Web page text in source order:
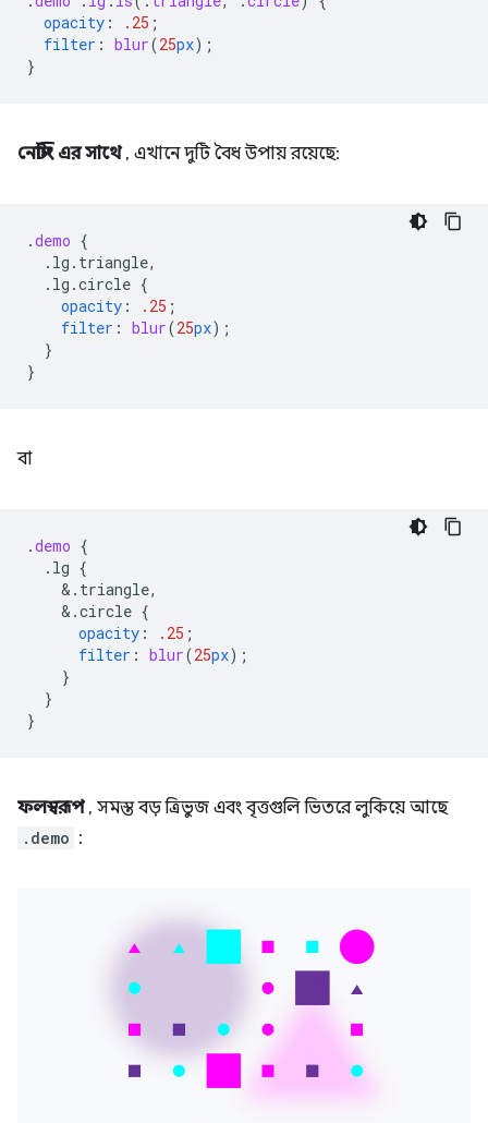
opacity : .25 ;
filter : blur(25px);
}
নেস্টিং এর সাথে, এখানে দুটি বৈধ উপায় রয়েছে:
.demo {
.lg.triangle,
.lg.circle {
opacity : .25 ;
filter : blur(25px);
}
}
বা
.demo {
.lg {
& .triangle,
& .circle {
opacity : .25 ;
filter : blur(25px);
}
}
}
ফলস্বরূপ, সমস্ত বড় ত্রিভুজ এবং বৃত্তগুলি ভিতরে লুকিয়ে আছে
.demo :